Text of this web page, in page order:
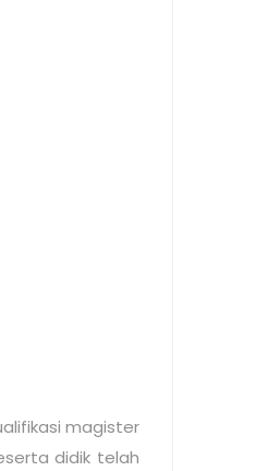
magister
didik telah